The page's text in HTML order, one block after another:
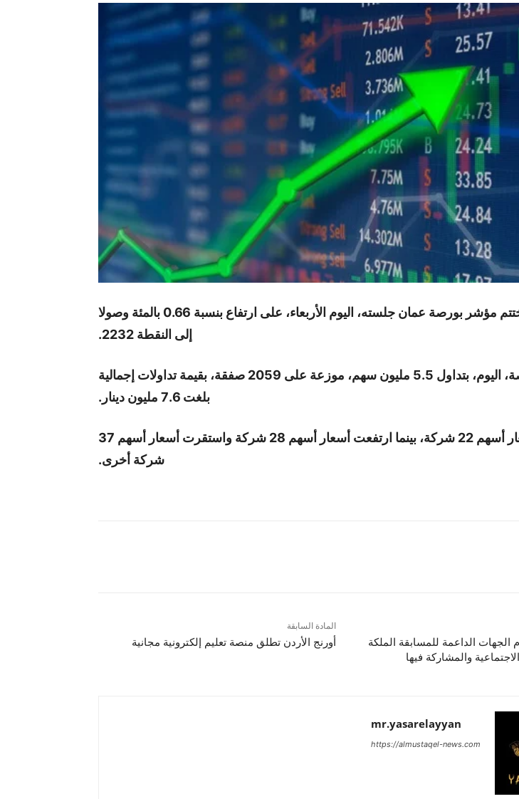
المستقل- اختتم مؤشر بورصة عمان جلسته، اليوم الأربعاء، على ارتفاع بنسبة 0.66 بالمئة وصولا
إلى النقطة 2232.
واغلقت البورصة، اليوم، بتداول 5.5 مليون سهم، موزعة على 2059 صفقة، بقيمة تداولات إجمالية
بلغت 7.6 مليون دينار.
وانخفضت أسعار أسهم 22 شركة، بينما ارتفعت أسعار أسهم 28 شركة واستقرت أسعار أسهم 37
شركة أخرى.
المادة السابقة
أورنج الأردن تطلق منصة تعليم إلكترونية مجانية
الجهات الداعمة للمسابقة الملكة
والمشاركة فيها
mr.yasarelayyan
https://almustaqel-news.com